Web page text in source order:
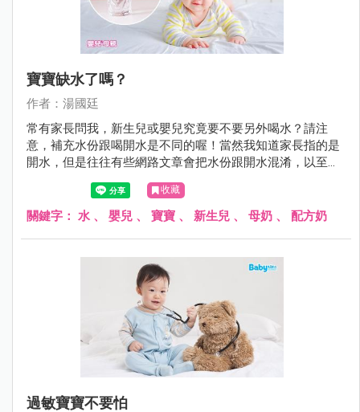
寶寶缺水了嗎？
作者：湯國廷
常有家長問我，新生兒或嬰兒究竟要不要另外喝水？請注
意，補充水份跟喝開水是不同的喔！當然我知道家長指的是
開水，但是往往有些網路文章會把水份跟開水混淆，以至於
家長霧裡看花，不知究竟是哪一篇文章說的是對的。
收藏
關鍵字： 水 、 嬰兒 、 寶寶 、 新生兒 、 母奶 、 配方奶
過敏寶寶不要怕